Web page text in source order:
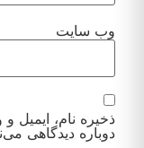
وب‌ سایت
ذخیره نام، ایمیل
دوباره دیدگاهی